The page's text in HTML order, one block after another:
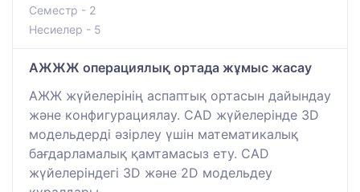
Семестр - 2
Несиелер - 5
АЖЖЖ операциялық ортада жұмыс жасау
АЖЖ жүйелерінің аспаптық ортасын дайындау
және конфигурациялау. CAD жүйелерінде 3D
модельдерді әзірлеу үшін математикалық
бағдарламалық қамтамасыз ету. CAD
жүйелеріндегі 3D және 2D модельдеу